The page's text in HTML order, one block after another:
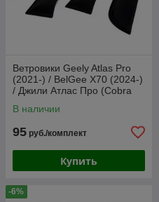
Ветровики Geely Atlas Pro
(2021-) / BelGee X70 (2024-)
/ Джили Атлас Про (Cobra
В наличии
95 руб./комплект
Купить
-6%